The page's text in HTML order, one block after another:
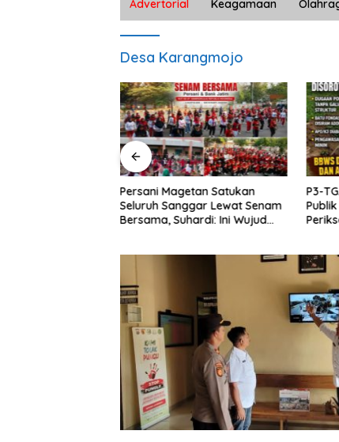
Advertorial Keagamaan
Desa Karangmojo
Persani Magetan Satukan
Seluruh Sanggar Lewat Senam
Bersama, Suhardi: Ini Wujud
P3-